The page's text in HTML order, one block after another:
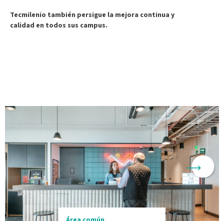
Tecmilenio también persigue la mejora continua y
calidad en todos sus campus.